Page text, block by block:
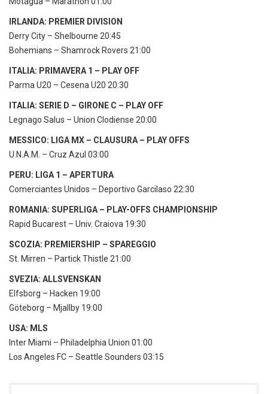
IRLANDA: PREMIER DIVISION
Derry City – Shelbourne 20:45
Bohemians – Shamrock Rovers 21:00
ITALIA: PRIMAVERA 1 – PLAY OFF
Parma U20 – Cesena U20 20:30
ITALIA: SERIE D – GIRONE C – PLAY OFF
Legnago Salus – Union Clodiense 20:00
MESSICO: LIGA MX – CLAUSURA – PLAY OFFS
U.N.A.M. – Cruz Azul 03:00
PERU: LIGA 1 – APERTURA
Comerciantes Unidos – Deportivo Garcilaso 22:30
ROMANIA: SUPERLIGA – PLAY-OFFS CHAMPIONSHIP
Rapid Bucarest – Univ. Craiova 19:30
SCOZIA: PREMIERSHIP – SPAREGGIO
St. Mirren – Partick Thistle 21:00
SVEZIA: ALLSVENSKAN
Elfsborg – Hacken 19:00
Göteborg – Mjallby 19:00
USA: MLS
Inter Miami – Philadelphia Union 01:00
Los Angeles FC – Seattle Sounders 03:15